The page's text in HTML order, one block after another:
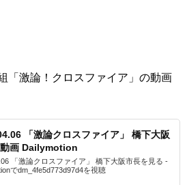
「激論！クロスファイア」の動画
「激論クロスファイア」 橋下大阪
画 Dailymotion
「激論クロスファイア」 橋下大阪市長を見る -
でdm_4fe5d773d97d4を視聴